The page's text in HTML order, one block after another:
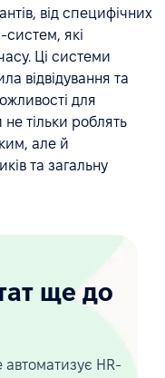
від специфічних
систем, які
Ці системи
відвідування та
для
не тільки роблять
але й
та загальну
ще до
HR-